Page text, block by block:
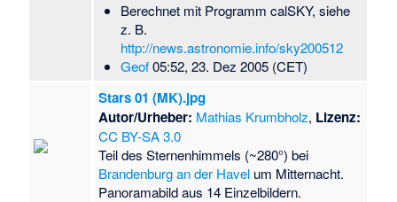
Berechnet mit Programm calSKY, siehe
z. B.
http://news.astronomie.info/sky200512
Geof05:52, 23. Dez 2005 (CET)
Stars 01 (MK).jpg
Autor/Urheber: Mathias Krumbholz, Lizenz:
CC BY-SA 3.0
Teil des Sternenhimmels (~280°) bei
Brandenburg an der Havel um Mitternacht.
Panoramabild aus 14 Einzelbildern.